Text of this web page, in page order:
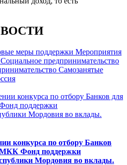
меры поддержки Мероприятия
Социальное предпринимательство
Самозанятые
конкурса по отбору Банков
МКК Фонд поддержки
Мордовия во вклады.